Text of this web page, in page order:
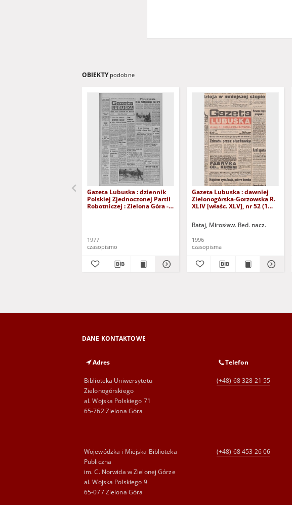
OBIEKTY podobne
Gazeta Lubuska : dziennik
Polskiej Zjednoczonej Partii
Robotniczej : Zielona Góra -
1977
czasopismo
Gazeta Lubuska : dawniej
Zielonogórska-Gorzowska R.
XLIV [właśc. XLV], nr 52 (1
Rataj, Mirosław. Red. nacz.
1996
czasopisma
DANE KONTAKTOWE
Adres
Biblioteka Uniwersytetu
Zielonogórskiego
al. Wojska Polskiego 71
65-762 Zielona Góra
Telefon
(+48) 68 328 21 55
Wojewódzka i Miejska Biblioteka
Publiczna
im. C. Norwida w Zielonej Górze
al. Wojska Polskiego 9
65-077 Zielona Góra
(+48) 68 453 26 06